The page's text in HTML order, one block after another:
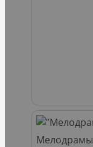
Мелодрамы